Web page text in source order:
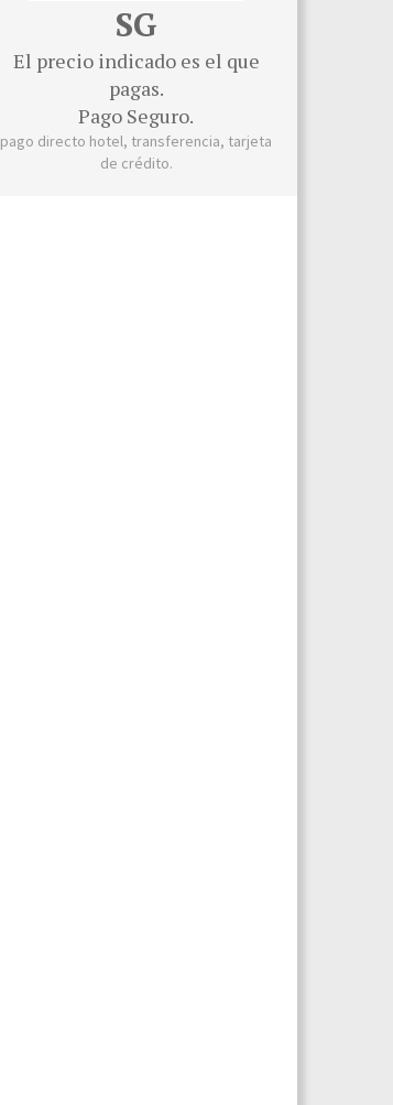
SG
El precio indicado es el que
pagas.
Pago Seguro.
pago directo hotel, transferencia, tarjeta
de crédito.